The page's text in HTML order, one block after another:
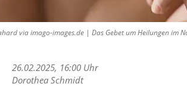
via imago-images.de | Das Gebet um Heilungen im
26.02.2025, 16:00 Uhr
Dorothea Schmidt